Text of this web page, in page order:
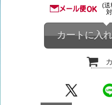
(
カートに入